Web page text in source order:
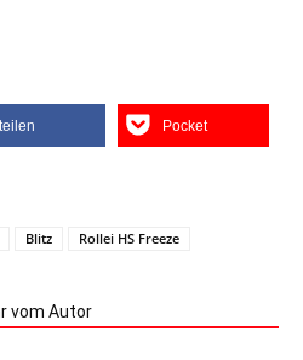
teilen Pocket
Blitz Rollei HS Freeze
vom Autor